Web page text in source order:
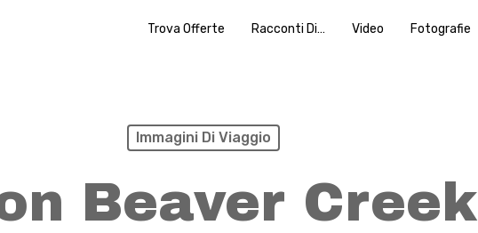
Trova Offerte Racconti Di… Video Fotografie
Immagini Di Viaggio
Beaver Creek